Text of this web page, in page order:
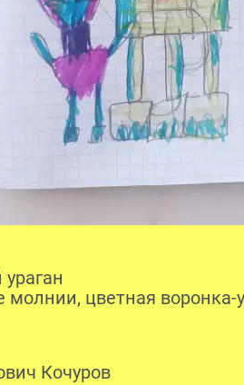
молнии, цветная воронка-
Кочуров